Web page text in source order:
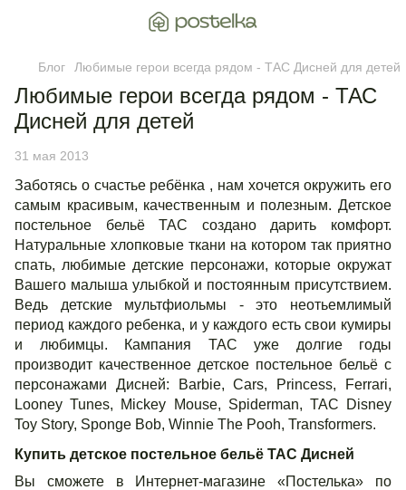
Блог Любимые герои всегда рядом - ТАС Дисней для детей
Любимые герои всегда рядом - ТАС
Дисней для детей
31 мая 2013
Заботясь о счастье ребёнка , нам хочется окружить его
самым красивым, качественным и полезным. Детское
постельное бельё ТАС создано дарить комфорт.
Натуральные хлопковые ткани на котором так приятно
спать, любимые детские персонажи, которые окружат
Вашего малыша улыбкой и постоянным присутствием.
Ведь детские мультфиольмы - это неотьемлимый
период каждого ребенка, и у каждого есть свои кумиры
и любимцы. Кампания ТАС уже долгие годы
производит качественное детское постельное бельё с
персонажами Дисней: Barbie, Cars, Princess, Ferrari,
Looney Tunes, Mickey Mouse, Spiderman, ТАС Disney
Toy Story, Sponge Bob, Winnie The Pooh, Transformers.
Купить детское постельное бельё ТАС Дисней
Вы сможете в Интернет-магазине «Постелька» по